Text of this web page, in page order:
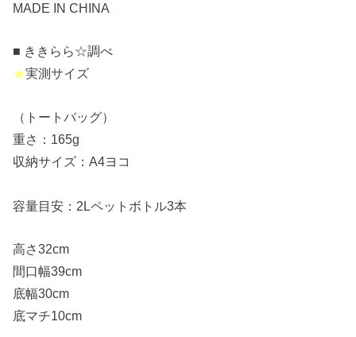
MADE IN CHINA
■ ききらら☆調べ
★実測サイズ
（トートバッグ）
重さ：165g
収納サイズ：A4ヨコ
容量目安：2Lペットボトル3本
高さ32cm
間口幅39cm
底幅30cm
底マチ10cm